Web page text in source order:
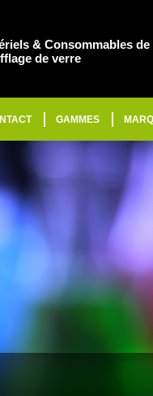
& Consommables
de verre
GAMMES